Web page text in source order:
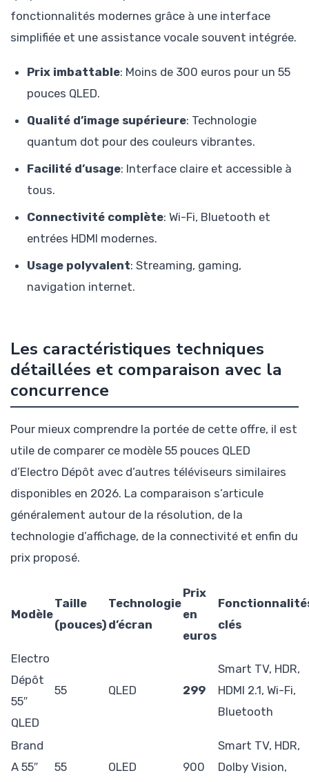
fonctionnalités modernes grâce à une interface
simplifiée et une assistance vocale souvent intégrée.
Prix imbattable: Moins de 300 euros pour un 55
pouces QLED.
Qualité d’image supérieure: Technologie
quantum dot pour des couleurs vibrantes.
Facilité d’usage: Interface claire et accessible à
tous.
Connectivité complète: Wi-Fi, Bluetooth et
entrées HDMI modernes.
Usage polyvalent: Streaming, gaming,
navigation internet.
Les caractéristiques techniques
détaillées et comparaison avec la
concurrence
Pour mieux comprendre la portée de cette offre, il est
utile de comparer ce modèle 55 pouces QLED
d’Electro Dépôt avec d’autres téléviseurs similaires
disponibles en 2026. La comparaison s’articule
généralement autour de la résolution, de la
technologie d’affichage, de la connectivité et enfin du
prix proposé.
Modèle
Taille
(pouces)
Technologie
d’écran
Prix
en
euros
clés
Electro
Dépôt
55″
QLED
55 QLED 299
Smart TV, HDR,
HDMI 2.1, Wi-Fi,
Bluetooth
Brand
A 55″
55 OLED 900
Smart TV, HDR,
Dolby Vision,